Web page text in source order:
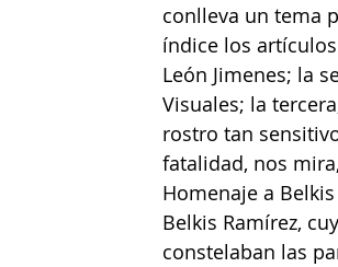
conlleva un tema
índice los
León Jimenes; la
Visuales; la
rostro tan
fatalidad, nos
Homenaje a
Belkis Ramírez,
constelaban las